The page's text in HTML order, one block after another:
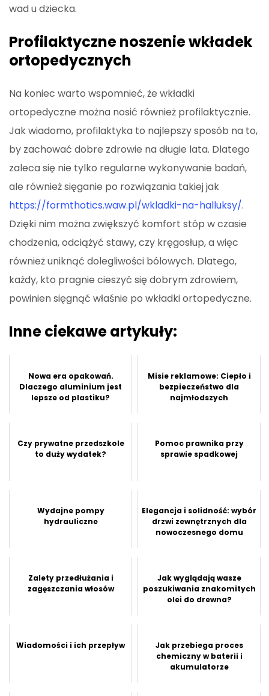
wad u dziecka.
Profilaktyczne noszenie wkładek
ortopedycznych
Na koniec warto wspomnieć, że wkładki
ortopedyczne można nosić również profilaktycznie.
Jak wiadomo, profilaktyka to najlepszy sposób na to,
by zachować dobre zdrowie na długie lata. Dlatego
zaleca się nie tylko regularne wykonywanie badań,
ale również sięganie po rozwiązania takiej jak
https://formthotics.waw.pl/wkladki-na-halluksy/.
Dzięki nim można zwiększyć komfort stóp w czasie
chodzenia, odciążyć stawy, czy kręgosłup, a więc
również uniknąć dolegliwości bólowych. Dlatego,
każdy, kto pragnie cieszyć się dobrym zdrowiem,
powinien sięgnąć właśnie po wkładki ortopedyczne.
Inne ciekawe artykuły:
Nowa era opakowań.
Dlaczego aluminium jest
lepsze od plastiku?
Misie reklamowe: Ciepło i
bezpieczeństwo dla
najmłodszych
Czy prywatne przedszkole
to duży wydatek?
Pomoc prawnika przy
sprawie spadkowej
Wydajne pompy
hydrauliczne
Elegancja i solidność: wybór
drzwi zewnętrznych dla
nowoczesnego domu
Zalety przedłużania i
zagęszczania włosów
Jak wyglądają wasze
poszukiwania znakomitych
olei do drewna?
Wiadomości i ich przepływ
Jak przebiega proces
chemiczny w baterii i
akumulatorze